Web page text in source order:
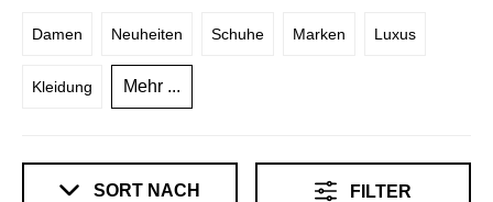
Damen Neuheiten Schuhe Marken Luxus
Kleidung Mehr ...
SORT NACH FILTER